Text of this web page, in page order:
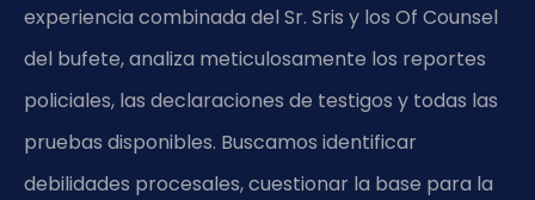
experiencia combinada del Sr. Sris y los Of Counsel
del bufete, analiza meticulosamente los reportes
policiales, las declaraciones de testigos y todas las
pruebas disponibles. Buscamos identificar
debilidades procesales, cuestionar la base para la